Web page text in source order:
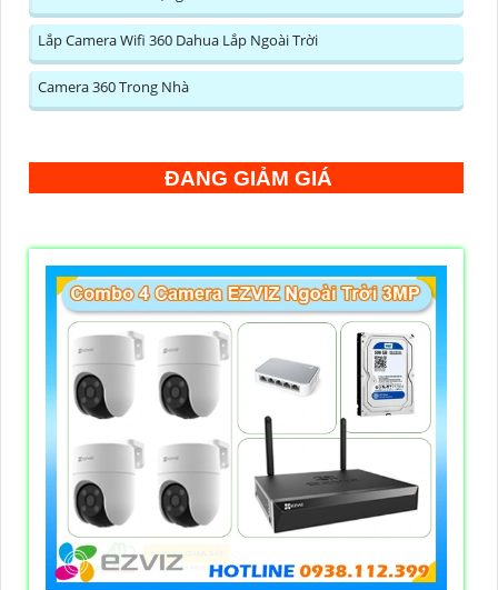
Lắp Camera Wifi 360 Dahua Lắp Ngoài Trời
Camera 360 Trong Nhà
ĐANG GIẢM GIÁ